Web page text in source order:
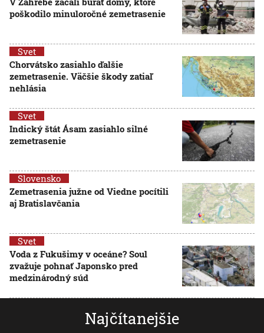
poškodilo minuloročné zemetrasenie
Svet
Chorvátsko zasiahlo ďalšie
zemetrasenie. Väčšie škody zatiaľ
nehlásia
Svet
Indický štát Ásam zasiahlo silné
zemetrasenie
Slovensko
Zemetrasenia južne od Viedne pocítili
aj Bratislavčania
Svet
Voda z Fukušimy v oceáne? Soul
zvažuje pohnať Japonsko pred
medzinárodný súd
Najčítanejšie